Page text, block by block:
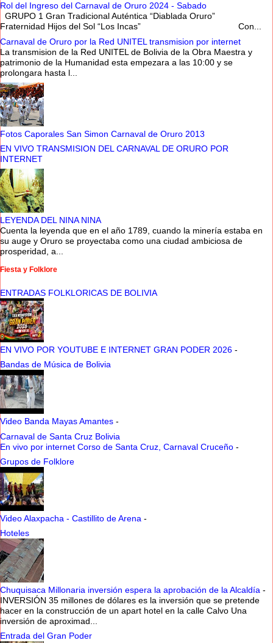
Rol del Ingreso del Carnaval de Oruro 2024 - Sabado
GRUPO 1 Gran Tradicional Auténtica “Diablada Oruro”
Fraternidad Hijos del Sol “Los Incas” Con...
Carnaval de Oruro por la Red UNITEL transmision por internet
La transmision de la Red UNITEL de Bolivia de la Obra Maestra y
patrimonio de la Humanidad esta empezara a las 10:00 y se
prolongara hasta l...
Fotos Caporales San Simon Carnaval de Oruro 2013
EN VIVO TRANSMISION DEL CARNAVAL DE ORURO POR
INTERNET
LEYENDA DEL NINA NINA
Cuenta la leyenda que en el año 1789, cuando la minería estaba en
su auge y Oruro se proyectaba como una ciudad ambiciosa de
prosperidad, a...
Fiesta y Folklore
ENTRADAS FOLKLORICAS DE BOLIVIA
EN VIVO POR YOUTUBE E INTERNET GRAN PODER 2026 -
Bandas de Música de Bolivia
Video Banda Mayas Amantes -
Carnaval de Santa Cruz Bolivia
En vivo por internet Corso de Santa Cruz, Carnaval Cruceño -
Grupos de Folklore
Video Alaxpacha - Castillito de Arena -
Hoteles
Chuquisaca Millonaria inversión espera la aprobación de la Alcaldía -
INVERSIÓN 35 millones de dólares es la inversión que se pretende
hacer en la construcción de un apart hotel en la calle Calvo Una
inversión de aproximad...
Entrada del Gran Poder